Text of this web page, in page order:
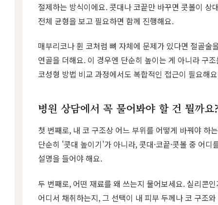
절제하는 방식이에요. 콧대나 코끝만 바꾸면 콧볼이 상
전체 균형을 보고 필요하면 함께 진행해요.
매부리코나 휜 코처럼 뼈 자체에 문제가 있다면 절골술
연골을 더해요. 이 경우엔 단순히 높이는 게 아니라 구
코성형 방법 비교 과정에서도 복합적인 접근이 필요해
병원 상담에서 꼭 물어봐야 할 건 뭘까요
첫 번째로, 내 코 구조상 어느 부위를 어떻게 바꿔야 하
단순히 '콧대 높이기'가 아니라, 콧대·코끝·콧볼 중 어
설명을 들어야 해요.
두 번째로, 어떤 재료를 왜 쓰는지 물어보세요. 실리콘
어디서 채취하는지, 그 선택이 내 피부 두께나 코 구조